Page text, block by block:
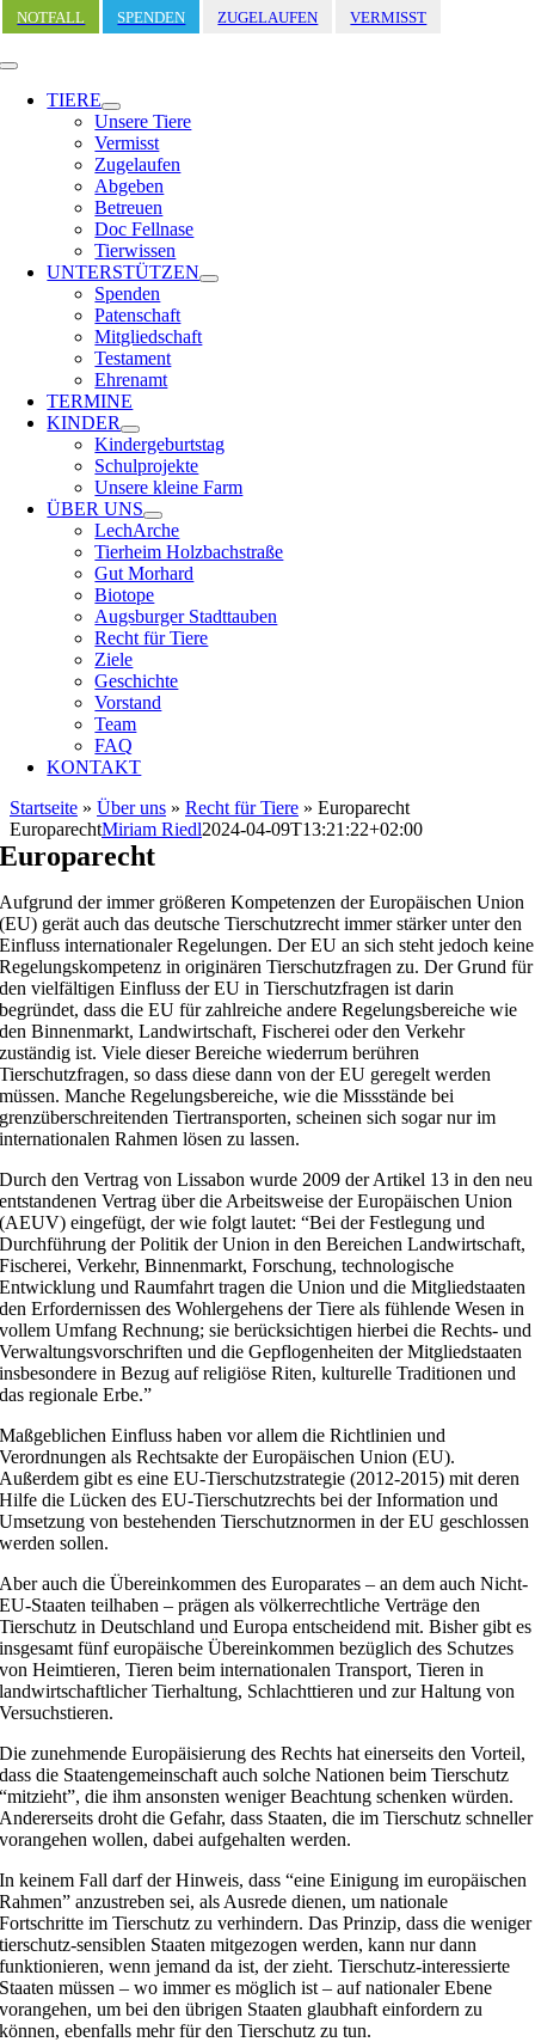
Zum
Inhalt
springen
NOTFALL SPENDEN ZUGELAUFEN VERMISST
Toggle
Navigation
TIERE
Unsere Tiere
Vermisst
Zugelaufen
Abgeben
Betreuen
Doc Fellnase
Tierwissen
UNTERSTÜTZEN
Spenden
Patenschaft
Mitgliedschaft
Testament
Ehrenamt
TERMINE
KINDER
Kindergeburtstag
Schulprojekte
Unsere kleine Farm
ÜBER UNS
LechArche
Tierheim Holzbachstraße
Gut Morhard
Biotope
Augsburger Stadttauben
Recht für Tiere
Ziele
Geschichte
Vorstand
Team
FAQ
KONTAKT
Startseite » Über uns » Recht für Tiere » Europarecht
EuroparechtMiriam Riedl2024-04-09T13:21:22+02:00
Europarecht
Aufgrund der immer größeren Kompetenzen der Europäischen Union
(EU) gerät auch das deutsche Tierschutzrecht immer stärker unter den
Einfluss internationaler Regelungen. Der EU an sich steht jedoch keine
Regelungskompetenz in originären Tierschutzfragen zu. Der Grund für
den vielfältigen Einfluss der EU in Tierschutzfragen ist darin
begründet, dass die EU für zahlreiche andere Regelungsbereiche wie
den Binnenmarkt, Landwirtschaft, Fischerei oder den Verkehr
zuständig ist. Viele dieser Bereiche wiederrum berühren
Tierschutzfragen, so dass diese dann von der EU geregelt werden
müssen. Manche Regelungsbereiche, wie die Missstände bei
grenzüberschreitenden Tiertransporten, scheinen sich sogar nur im
internationalen Rahmen lösen zu lassen.
Durch den Vertrag von Lissabon wurde 2009 der Artikel 13 in den neu
entstandenen Vertrag über die Arbeitsweise der Europäischen Union
(AEUV) eingefügt, der wie folgt lautet: “Bei der Festlegung und
Durchführung der Politik der Union in den Bereichen Landwirtschaft,
Fischerei, Verkehr, Binnenmarkt, Forschung, technologische
Entwicklung und Raumfahrt tragen die Union und die Mitgliedstaaten
den Erfordernissen des Wohlergehens der Tiere als fühlende Wesen in
vollem Umfang Rechnung; sie berücksichtigen hierbei die Rechts- und
Verwaltungsvorschriften und die Gepflogenheiten der Mitgliedstaaten
insbesondere in Bezug auf religiöse Riten, kulturelle Traditionen und
das regionale Erbe.”
Maßgeblichen Einfluss haben vor allem die Richtlinien und
Verordnungen als Rechtsakte der Europäischen Union (EU).
Außerdem gibt es eine EU-Tierschutzstrategie (2012-2015) mit deren
Hilfe die Lücken des EU-Tierschutzrechts bei der Information und
Umsetzung von bestehenden Tierschutznormen in der EU geschlossen
werden sollen.
Aber auch die Übereinkommen des Europarates – an dem auch Nicht-
EU-Staaten teilhaben – prägen als völkerrechtliche Verträge den
Tierschutz in Deutschland und Europa entscheidend mit. Bisher gibt es
insgesamt fünf europäische Übereinkommen bezüglich des Schutzes
von Heimtieren, Tieren beim internationalen Transport, Tieren in
landwirtschaftlicher Tierhaltung, Schlachttieren und zur Haltung von
Versuchstieren.
Die zunehmende Europäisierung des Rechts hat einerseits den Vorteil,
dass die Staatengemeinschaft auch solche Nationen beim Tierschutz
“mitzieht”, die ihm ansonsten weniger Beachtung schenken würden.
Andererseits droht die Gefahr, dass Staaten, die im Tierschutz schneller
vorangehen wollen, dabei aufgehalten werden.
In keinem Fall darf der Hinweis, dass “eine Einigung im europäischen
Rahmen” anzustreben sei, als Ausrede dienen, um nationale
Fortschritte im Tierschutz zu verhindern. Das Prinzip, dass die weniger
tierschutz-sensiblen Staaten mitgezogen werden, kann nur dann
funktionieren, wenn jemand da ist, der zieht. Tierschutz-interessierte
Staaten müssen – wo immer es möglich ist – auf nationaler Ebene
vorangehen, um bei den übrigen Staaten glaubhaft einfordern zu
können, ebenfalls mehr für den Tierschutz zu tun.